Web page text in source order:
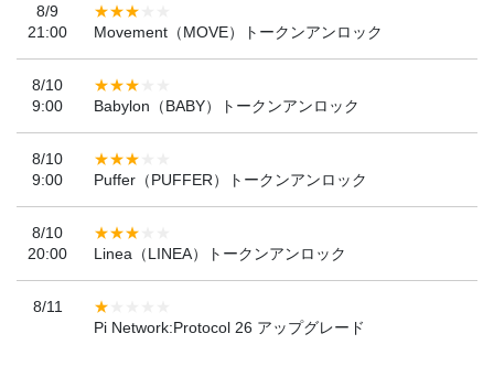
8/9
21:00
Movement（MOVE）トークンアンロック
8/10
9:00
Babylon（BABY）トークンアンロック
8/10
9:00
Puffer（PUFFER）トークンアンロック
8/10
20:00
Linea（LINEA）トークンアンロック
8/11
Pi Network:Protocol 26 アップグレード